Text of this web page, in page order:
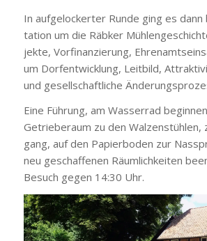
In auf­ge­lo­cker­ter Run­de ging es
ta­ti­on um die Räb­ker
jek­te, Vor­fi­nan­zie­rung,
um Dorf­ent­wick­lung, Leit­bild,
und gesell­schaft­li­che
Eine Füh­rung, am Was­ser­rad
Getrie­be­raum zu den Wal­zen­stüh­len,
gang, auf den Papier­bo­den zur
neu geschaf­fe­nen Räum­lich­kei­ten
Besuch gegen 14:30 Uhr.